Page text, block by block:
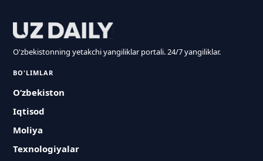
O'zbekistonning yetakchi yangiliklar portali. 24/7 yangiliklar.
BO'LIMLAR
O‘zbekiston
Iqtisod
Moliya
Texnologiyalar